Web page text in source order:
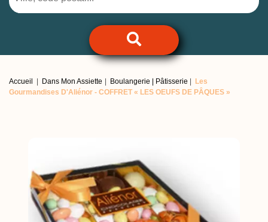
Accueil Dans Mon Assiette Boulangerie | Pâtisserie
Les
Gourmandises D'Aliénor - COFFRET « LES OEUFS DE PÂQUES »